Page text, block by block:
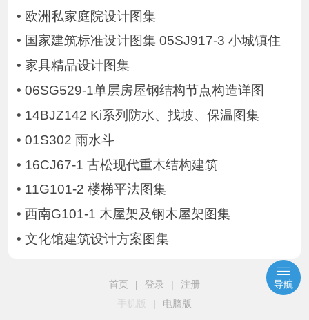
• 欧洲私家庭院设计图集
• 国家建筑标准设计图集 05SJ917-3 小城镇住
• 家具精品设计图集
• 06SG529-1单层房屋钢结构节点构造详图
• 14BJZ142 Ki系列防水、找坡、保温图集
• 01S302 雨水斗
• 16CJ67-1 古松现代重木结构建筑
• 11G101-2 楼梯平法图集
• 西南G101-1 木屋架及钢木屋架图集
• 文化馆建筑设计方案图集
首页 | 登录 |
注册
手机版
| 电脑版
导航